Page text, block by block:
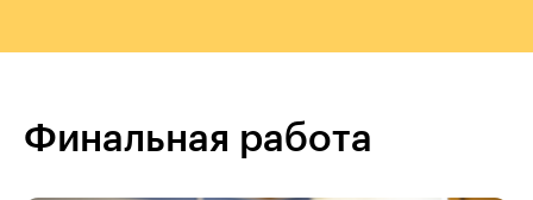
Финальная работа